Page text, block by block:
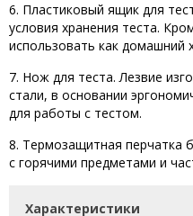
6. Пластиковый ящик для
условия хранения теста.
использовать как домашний
7. Нож для теста. Лезвие
стали, в основании
для работы с тестом.
8. Термозащитная перчатка
с горячими предметами и
Характеристики